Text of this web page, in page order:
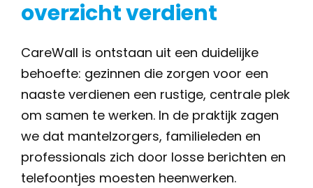
overzicht verdient
CareWall is ontstaan uit een duidelijke
behoefte: gezinnen die zorgen voor een
naaste verdienen een rustige, centrale plek
om samen te werken. In de praktijk zagen
we dat mantelzorgers, familieleden en
professionals zich door losse berichten en
telefoontjes moesten heenwerken.